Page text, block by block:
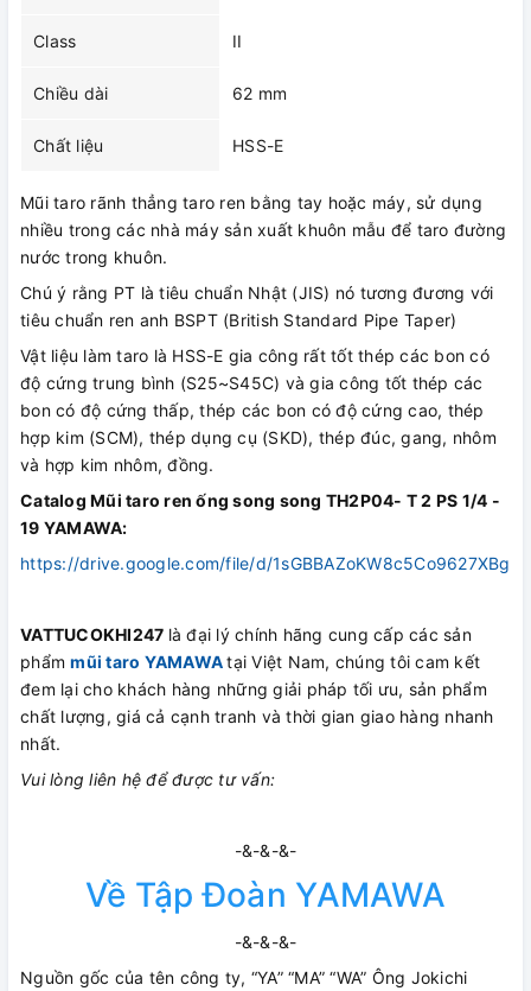
Class II
Chiều dài 62 mm
Chất liệu HSS-E
Mũi taro rãnh thẳng taro ren bằng tay hoặc máy, sử dụng
nhiều trong các nhà máy sản xuất khuôn mẫu để taro đường
nước trong khuôn.
Chú ý rằng PT là tiêu chuẩn Nhật (JIS) nó tương đương với
tiêu chuẩn ren anh BSPT (British Standard Pipe Taper)
Vật liệu làm taro là HSS-E gia công rất tốt thép các bon có
độ cứng trung bình (S25~S45C) và gia công tốt thép các
bon có độ cứng thấp, thép các bon có độ cứng cao, thép
hợp kim (SCM), thép dụng cụ (SKD), thép đúc, gang, nhôm
và hợp kim nhôm, đồng.
Catalog Mũi taro ren ống song song TH2P04- T 2 PS 1/4 -
19 YAMAWA:
https://drive.google.com/file/d/
VATTUCOKHI247 là đại lý chính hãng cung cấp các sản
phẩmmũi taro YAMAWAtại Việt Nam, chúng tôi cam kết
đem lại cho khách hàng những giải pháp tối ưu, sản phẩm
chất lượng, giá cả cạnh tranh và thời gian giao hàng nhanh
nhất.
Vui lòng liên hệ để được tư vấn:
-&-&-&-
Về Tập Đoàn YAMAWA
-&-&-&-
Nguồn gốc của tên công ty, “YA” “MA” “WA” Ông Jokichi